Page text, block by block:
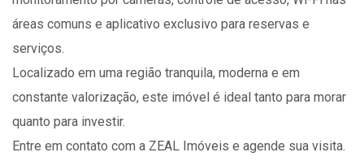
áreas comuns e aplicativo exclusivo para reservas e
serviços.
Localizado em uma região tranquila, moderna e em
constante valorização, este imóvel é ideal tanto para morar
quanto para investir.
Entre em contato com a ZEAL Imóveis e agende sua visita.